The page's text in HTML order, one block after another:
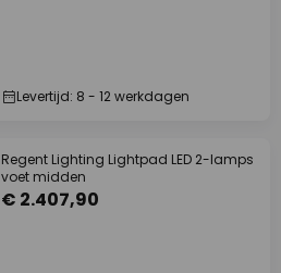
Levertijd: 8 - 12 werkdagen
Regent Lighting Lightpad LED 2-lamps
voet midden
€ 2.407,90